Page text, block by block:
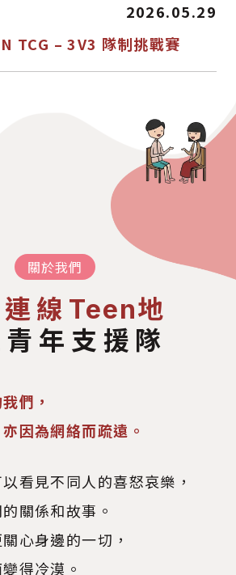
2026.05.29
TCG – 3V3 隊制挑戰賽
關於我們
線 Teen地
年支援隊
們，
因為網絡而疏遠。
看見不同人的喜怒哀樂，
關係和故事。
心身邊的一切，
得冷漠。